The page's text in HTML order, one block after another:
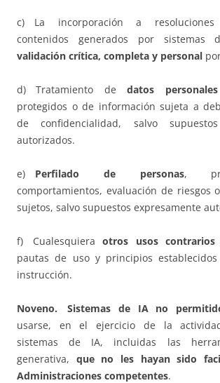
c) La incorporación a
contenidos generados por
validación crítica, completa y personal
d) Tratamiento de datos personales
protegidos o de información sujeta a
de confidencialidad, salvo supuestos
autorizados.
e) Perfilado de personas,
comportamientos, evaluación de riesgos
sujetos, salvo supuestos expresamente
f) Cualesquieraotros usos contrarios
pautas de uso y principios
instrucción.
Noveno. Sistemas de IA no
usarse, en el ejercicio de la
sistemas de IA, incluidas las
generativa, que no les hayan sido
Administraciones competentes.